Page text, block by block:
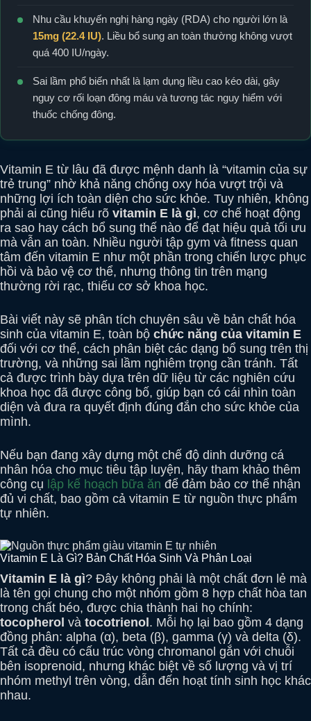
Nhu cầu khuyến nghị hàng ngày (RDA) cho người lớn là
15mg (22.4 IU). Liều bổ sung an toàn thường không vượt
quá 400 IU/ngày.
Sai lầm phổ biến nhất là lạm dụng liều cao kéo dài, gây
nguy cơ rối loạn đông máu và tương tác nguy hiểm với
thuốc chống đông.
Vitamin E từ lâu đã được mệnh danh là “vitamin của sự
trẻ trung” nhờ khả năng chống oxy hóa vượt trội và
những lợi ích toàn diện cho sức khỏe. Tuy nhiên, không
phải ai cũng hiểu rõ vitamin E là gì, cơ chế hoạt động
ra sao hay cách bổ sung thế nào để đạt hiệu quả tối ưu
mà vẫn an toàn. Nhiều người tập gym và fitness quan
tâm đến vitamin E như một phần trong chiến lược phục
hồi và bảo vệ cơ thể, nhưng thông tin trên mạng
thường rời rạc, thiếu cơ sở khoa học.
Bài viết này sẽ phân tích chuyên sâu về bản chất hóa
sinh của vitamin E, toàn bộ chức năng của vitamin E
đối với cơ thể, cách phân biệt các dạng bổ sung trên thị
trường, và những sai lầm nghiêm trọng cần tránh. Tất
cả được trình bày dựa trên dữ liệu từ các nghiên cứu
khoa học đã được công bố, giúp bạn có cái nhìn toàn
diện và đưa ra quyết định đúng đắn cho sức khỏe của
mình.
Nếu bạn đang xây dựng một chế độ dinh dưỡng cá
nhân hóa cho mục tiêu tập luyện, hãy tham khảo thêm
công cụ lập kế hoạch bữa ăn để đảm bảo cơ thể nhận
đủ vi chất, bao gồm cả vitamin E từ nguồn thực phẩm
tự nhiên.
Vitamin E Là Gì? Bản Chất Hóa Sinh Và Phân Loại
Vitamin E là gì? Đây không phải là một chất đơn lẻ mà
là tên gọi chung cho một nhóm gồm 8 hợp chất hòa tan
trong chất béo, được chia thành hai họ chính:
tocopherol và tocotrienol . Mỗi họ lại bao gồm 4 dạng
đồng phân: alpha (α), beta (β), gamma (γ) và delta (δ).
Tất cả đều có cấu trúc vòng chromanol gắn với chuỗi
bên isoprenoid, nhưng khác biệt về số lượng và vị trí
nhóm methyl trên vòng, dẫn đến hoạt tính sinh học khác
nhau.